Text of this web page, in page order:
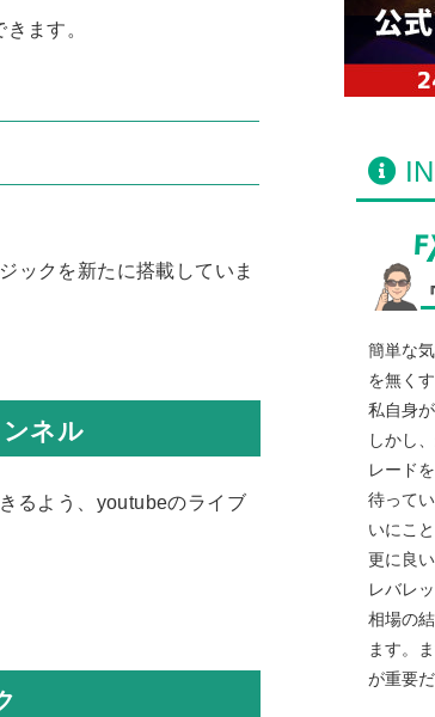
ます。
ックを新たに搭載していま
ネル
るよう、youtubeのライブ
簡単な
を無く
私自身
しかし
レード
待って
いにこ
更に良
レバレ
相場の
ます。
が重要